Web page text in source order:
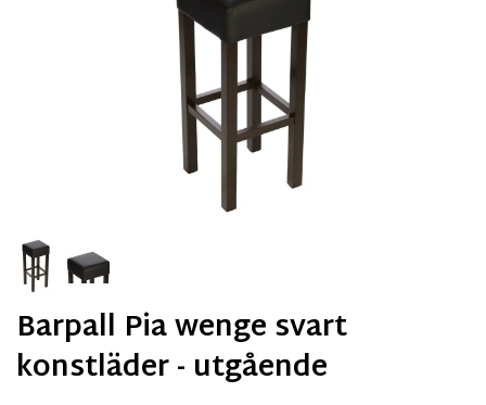
Barpall Pia wenge svart
konstläder - utgående